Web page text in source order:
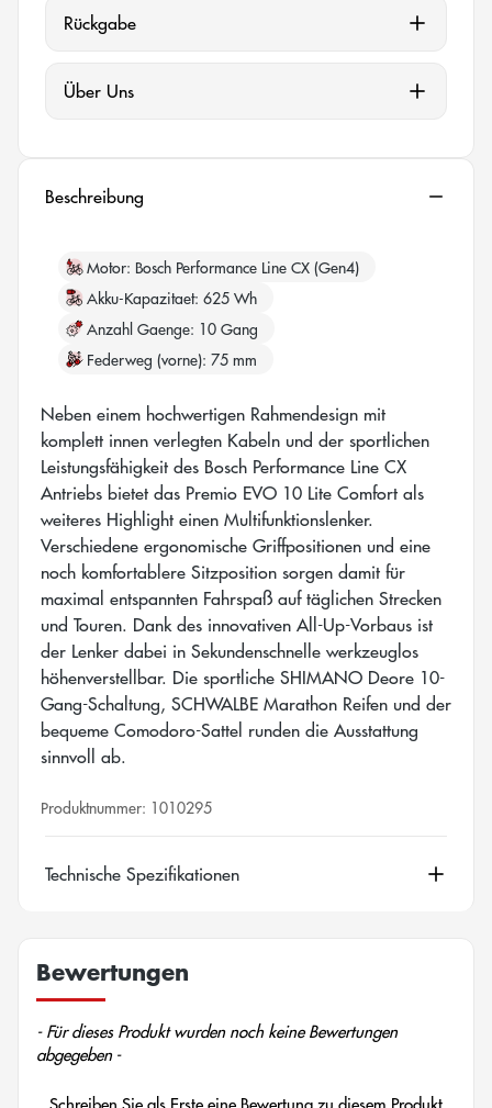
Rückgabe
Über Uns
Beschreibung
Motor Bosch Performance Line CX (Gen4)
Akku-Kapazitaet 625 Wh
Anzahl Gaenge 10 Gang
Federweg (vorne) 75 mm
Neben einem hochwertigen Rahmendesign mit
komplett innen verlegten Kabeln und der sportlichen
Leistungsfähigkeit des Bosch Performance Line CX
Antriebs bietet das Premio EVO 10 Lite Comfort als
weiteres Highlight einen Multifunktionslenker.
Verschiedene ergonomische Griffpositionen und eine
noch komfortablere Sitzposition sorgen damit für
maximal entspannten Fahrspaß auf täglichen Strecken
und Touren. Dank des innovativen All-Up-Vorbaus ist
der Lenker dabei in Sekundenschnelle werkzeuglos
höhenverstellbar. Die sportliche SHIMANO Deore 10-
Gang-Schaltung, SCHWALBE Marathon Reifen und der
bequeme Comodoro-Sattel runden die Ausstattung
sinnvoll ab.
Produktnummer: 1010295
Technische Spezifikationen
Bewertungen
- Für dieses Produkt wurden noch keine Bewertungen
abgegeben -
Schreiben Sie als Erste eine Bewertung zu diesem Produkt
New content loaded